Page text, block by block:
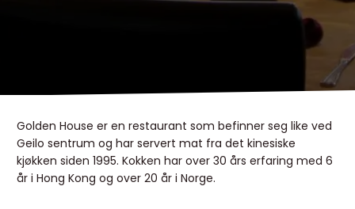
Golden House er en restaurant som befinner seg like ved
Geilo sentrum og har servert mat fra det kinesiske
kjøkken siden 1995. Kokken har over 30 års erfaring med 6
år i Hong Kong og over 20 år i Norge.